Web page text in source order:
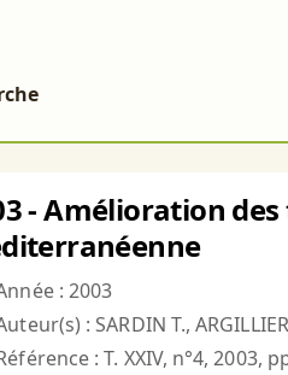
- Amélioration
: 2003
: SARDIN T.,
: T. XXIV, n°4, 2003,